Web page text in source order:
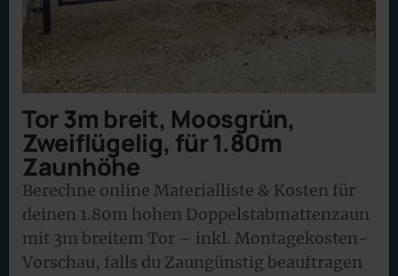
Tor 3m breit, Moosgrün,
Zweiflügelig, für 1.80m
Zaunhöhe
Berechne online Materialliste & Kosten für
deinen 1.80m hohen Doppelstabmattenzaun
mit 3m breitem Tor – inkl. Montagekosten-
Vorschau, falls du Zaungünstig beauftragen